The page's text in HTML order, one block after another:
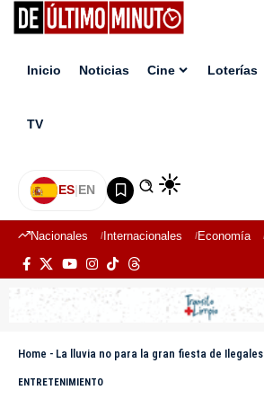
Inicio Noticias Cine Loterías
TV
ES|EN
Nacionales Internacionales Economía
Home - La lluvia no para la gran fiesta de Ilegales
ENTRETENIMIENTO